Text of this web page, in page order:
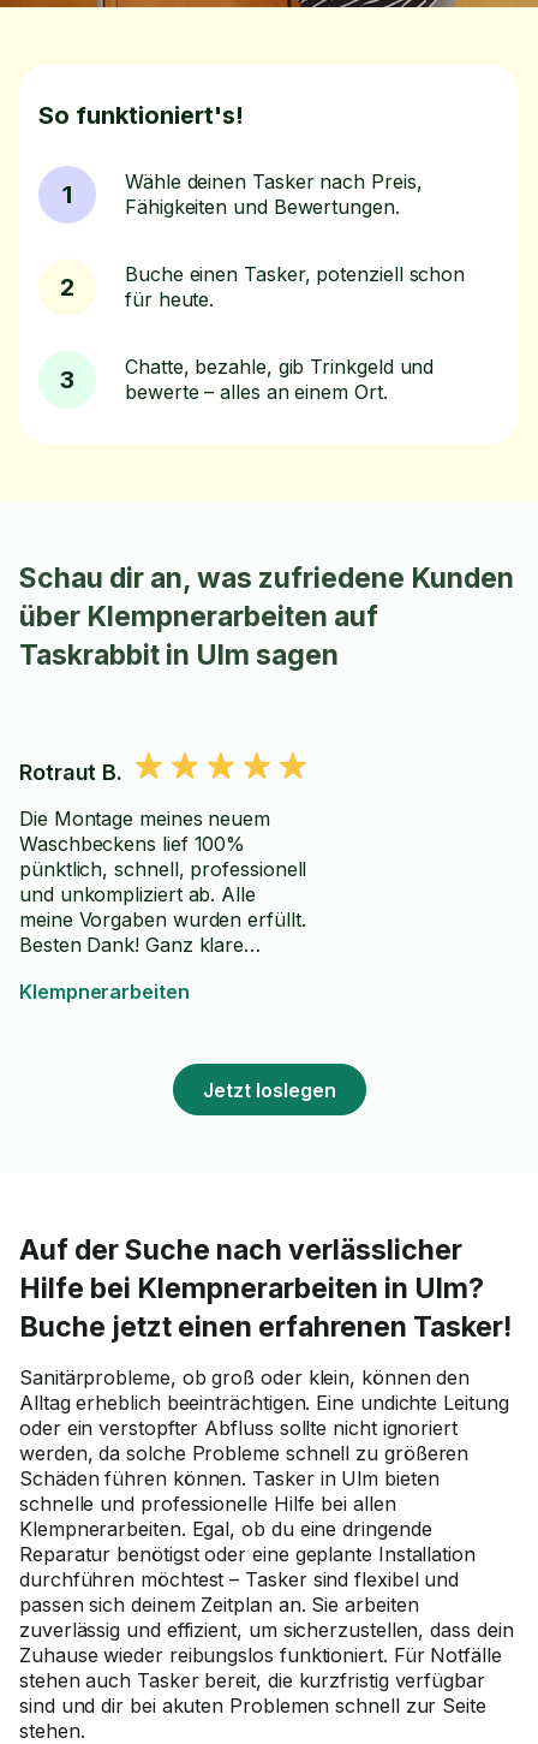
So funktioniert's!
1
Wähle deinen Tasker nach Preis,
Fähigkeiten und Bewertungen.
2
Buche einen Tasker, potenziell schon
für heute.
3
Chatte, bezahle, gib Trinkgeld und
bewerte – alles an einem Ort.
Schau dir an, was zufriedene Kunden
über Klempnerarbeiten auf
Taskrabbit in Ulm sagen
Rotraut B.
Die Montage meines neuem
Waschbeckens lief 100%
pünktlich, schnell, professionell
und unkompliziert ab. Alle
meine Vorgaben wurden erfüllt.
Besten Dank! Ganz klare
Klempnerarbeiten
Jetzt loslegen
Auf der Suche nach verlässlicher
Hilfe bei Klempnerarbeiten in Ulm?
Buche jetzt einen erfahrenen Tasker!
Sanitärprobleme, ob groß oder klein, können den
Alltag erheblich beeinträchtigen. Eine undichte Leitung
oder ein verstopfter Abfluss sollte nicht ignoriert
werden, da solche Probleme schnell zu größeren
Schäden führen können. Tasker in Ulm bieten
schnelle und professionelle Hilfe bei allen
Klempnerarbeiten. Egal, ob du eine dringende
Reparatur benötigst oder eine geplante Installation
durchführen möchtest – Tasker sind flexibel und
passen sich deinem Zeitplan an. Sie arbeiten
zuverlässig und effizient, um sicherzustellen, dass dein
Zuhause wieder reibungslos funktioniert. Für Notfälle
stehen auch Tasker bereit, die kurzfristig verfügbar
sind und dir bei akuten Problemen schnell zur Seite
stehen.